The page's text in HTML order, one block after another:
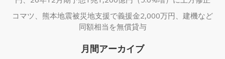
コマツ、熊本地震被災地支援で義援金2,000万円、建機など
同額相当を無償貸与
月間アーカイブ